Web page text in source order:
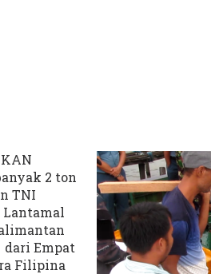
2 ton
TNI
dari Empat
Filipina